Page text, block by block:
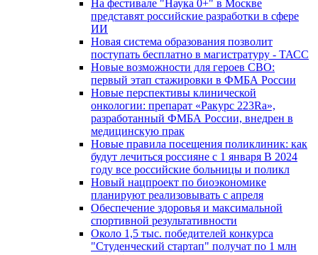
На фестивале "Наука 0+" в Москве
представят российские разработки в сфере
ИИ
Новая система образования позволит
поступать бесплатно в магистратуру - ТАСС
Новые возможности для героев СВО:
первый этап стажировки в ФМБА России
Новые перспективы клинической
онкологии: препарат «Ракурс 223Ra»,
разработанный ФМБА России, внедрен в
медицинскую прак
Новые правила посещения поликлиник: как
будут лечиться россияне с 1 января В 2024
году все российские больницы и поликл
Новый нацпроект по биоэкономике
планируют реализовывать с апреля
Обеспечение здоровья и максимальной
спортивной результативности
Около 1,5 тыс. победителей конкурса
"Студенческий стартап" получат по 1 млн